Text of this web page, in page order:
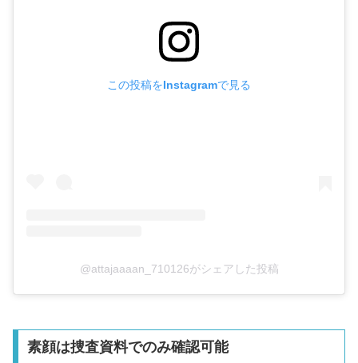
この投稿をInstagramで見る
@attajaaaan_710126がシェアした投稿
素顔は捜査資料でのみ確認可能